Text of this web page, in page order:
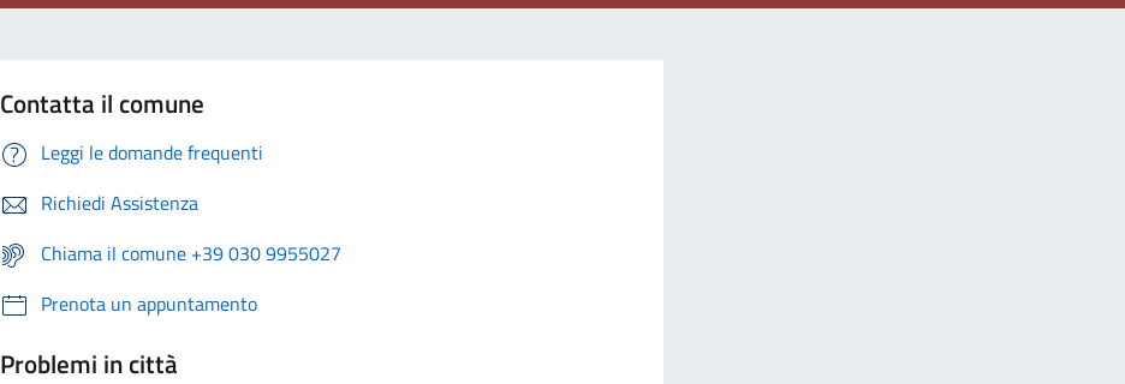
Contatta il comune
Leggi le domande frequenti
Richiedi Assistenza
Chiama il comune +39 030 9955027
Prenota un appuntamento
Problemi in città